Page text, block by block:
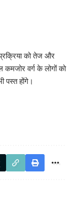
को तेज और
कमजोर वर्ग के लोगों को
पस्त होंगे।